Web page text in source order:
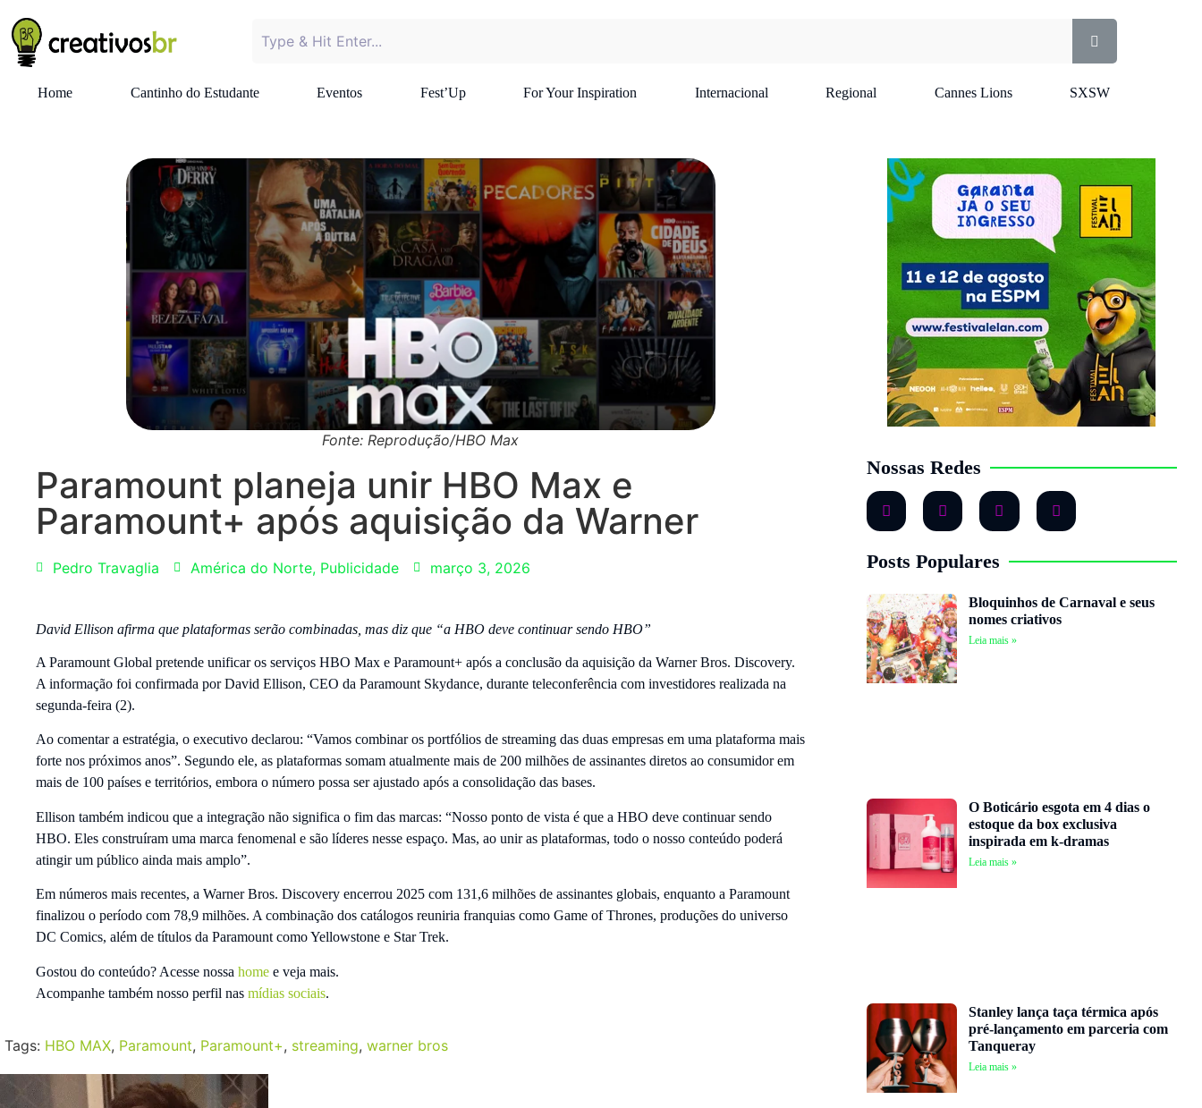
Home Cantinho do Estudante Eventos Fest’Up For Your Inspiration Internacional Regional Cannes Lions SXSW
Fonte: Reprodução/HBO Max
Paramount planeja unir HBO Max e
Paramount+ após aquisição da Warner
Pedro Travaglia América do Norte, Publicidade março 3, 2026
David Ellison afirma que plataformas serão combinadas, mas diz que “a HBO deve continuar sendo HBO”
A Paramount Global pretende unificar os serviços HBO Max e Paramount+ após a conclusão da aquisição da Warner Bros. Discovery.
A informação foi confirmada por David Ellison, CEO da Paramount Skydance, durante teleconferência com investidores realizada na
segunda-feira (2).
Ao comentar a estratégia, o executivo declarou: “Vamos combinar os portfólios de streaming das duas empresas em uma plataforma mais
forte nos próximos anos”. Segundo ele, as plataformas somam atualmente mais de 200 milhões de assinantes diretos ao consumidor em
mais de 100 países e territórios, embora o número possa ser ajustado após a consolidação das bases.
Ellison também indicou que a integração não significa o fim das marcas: “Nosso ponto de vista é que a HBO deve continuar sendo
HBO. Eles construíram uma marca fenomenal e são líderes nesse espaço. Mas, ao unir as plataformas, todo o nosso conteúdo poderá
atingir um público ainda mais amplo”.
Em números mais recentes, a Warner Bros. Discovery encerrou 2025 com 131,6 milhões de assinantes globais, enquanto a Paramount
finalizou o período com 78,9 milhões. A combinação dos catálogos reuniria franquias como Game of Thrones, produções do universo
DC Comics, além de títulos da Paramount como Yellowstone e Star Trek.
Gostou do conteúdo? Acesse nossa home e veja mais.
Acompanhe também nosso perfil nas mídias sociais.
Tags: HBO MAX, Paramount, Paramount+, streaming, warner bros
Nossas Redes
Posts Populares
Bloquinhos de Carnaval e seus
nomes criativos
Leia mais »
O Boticário esgota em 4 dias o
estoque da box exclusiva
inspirada em k-dramas
Leia mais »
Stanley lança taça térmica após
pré-lançamento em parceria com
Tanqueray
Leia mais »